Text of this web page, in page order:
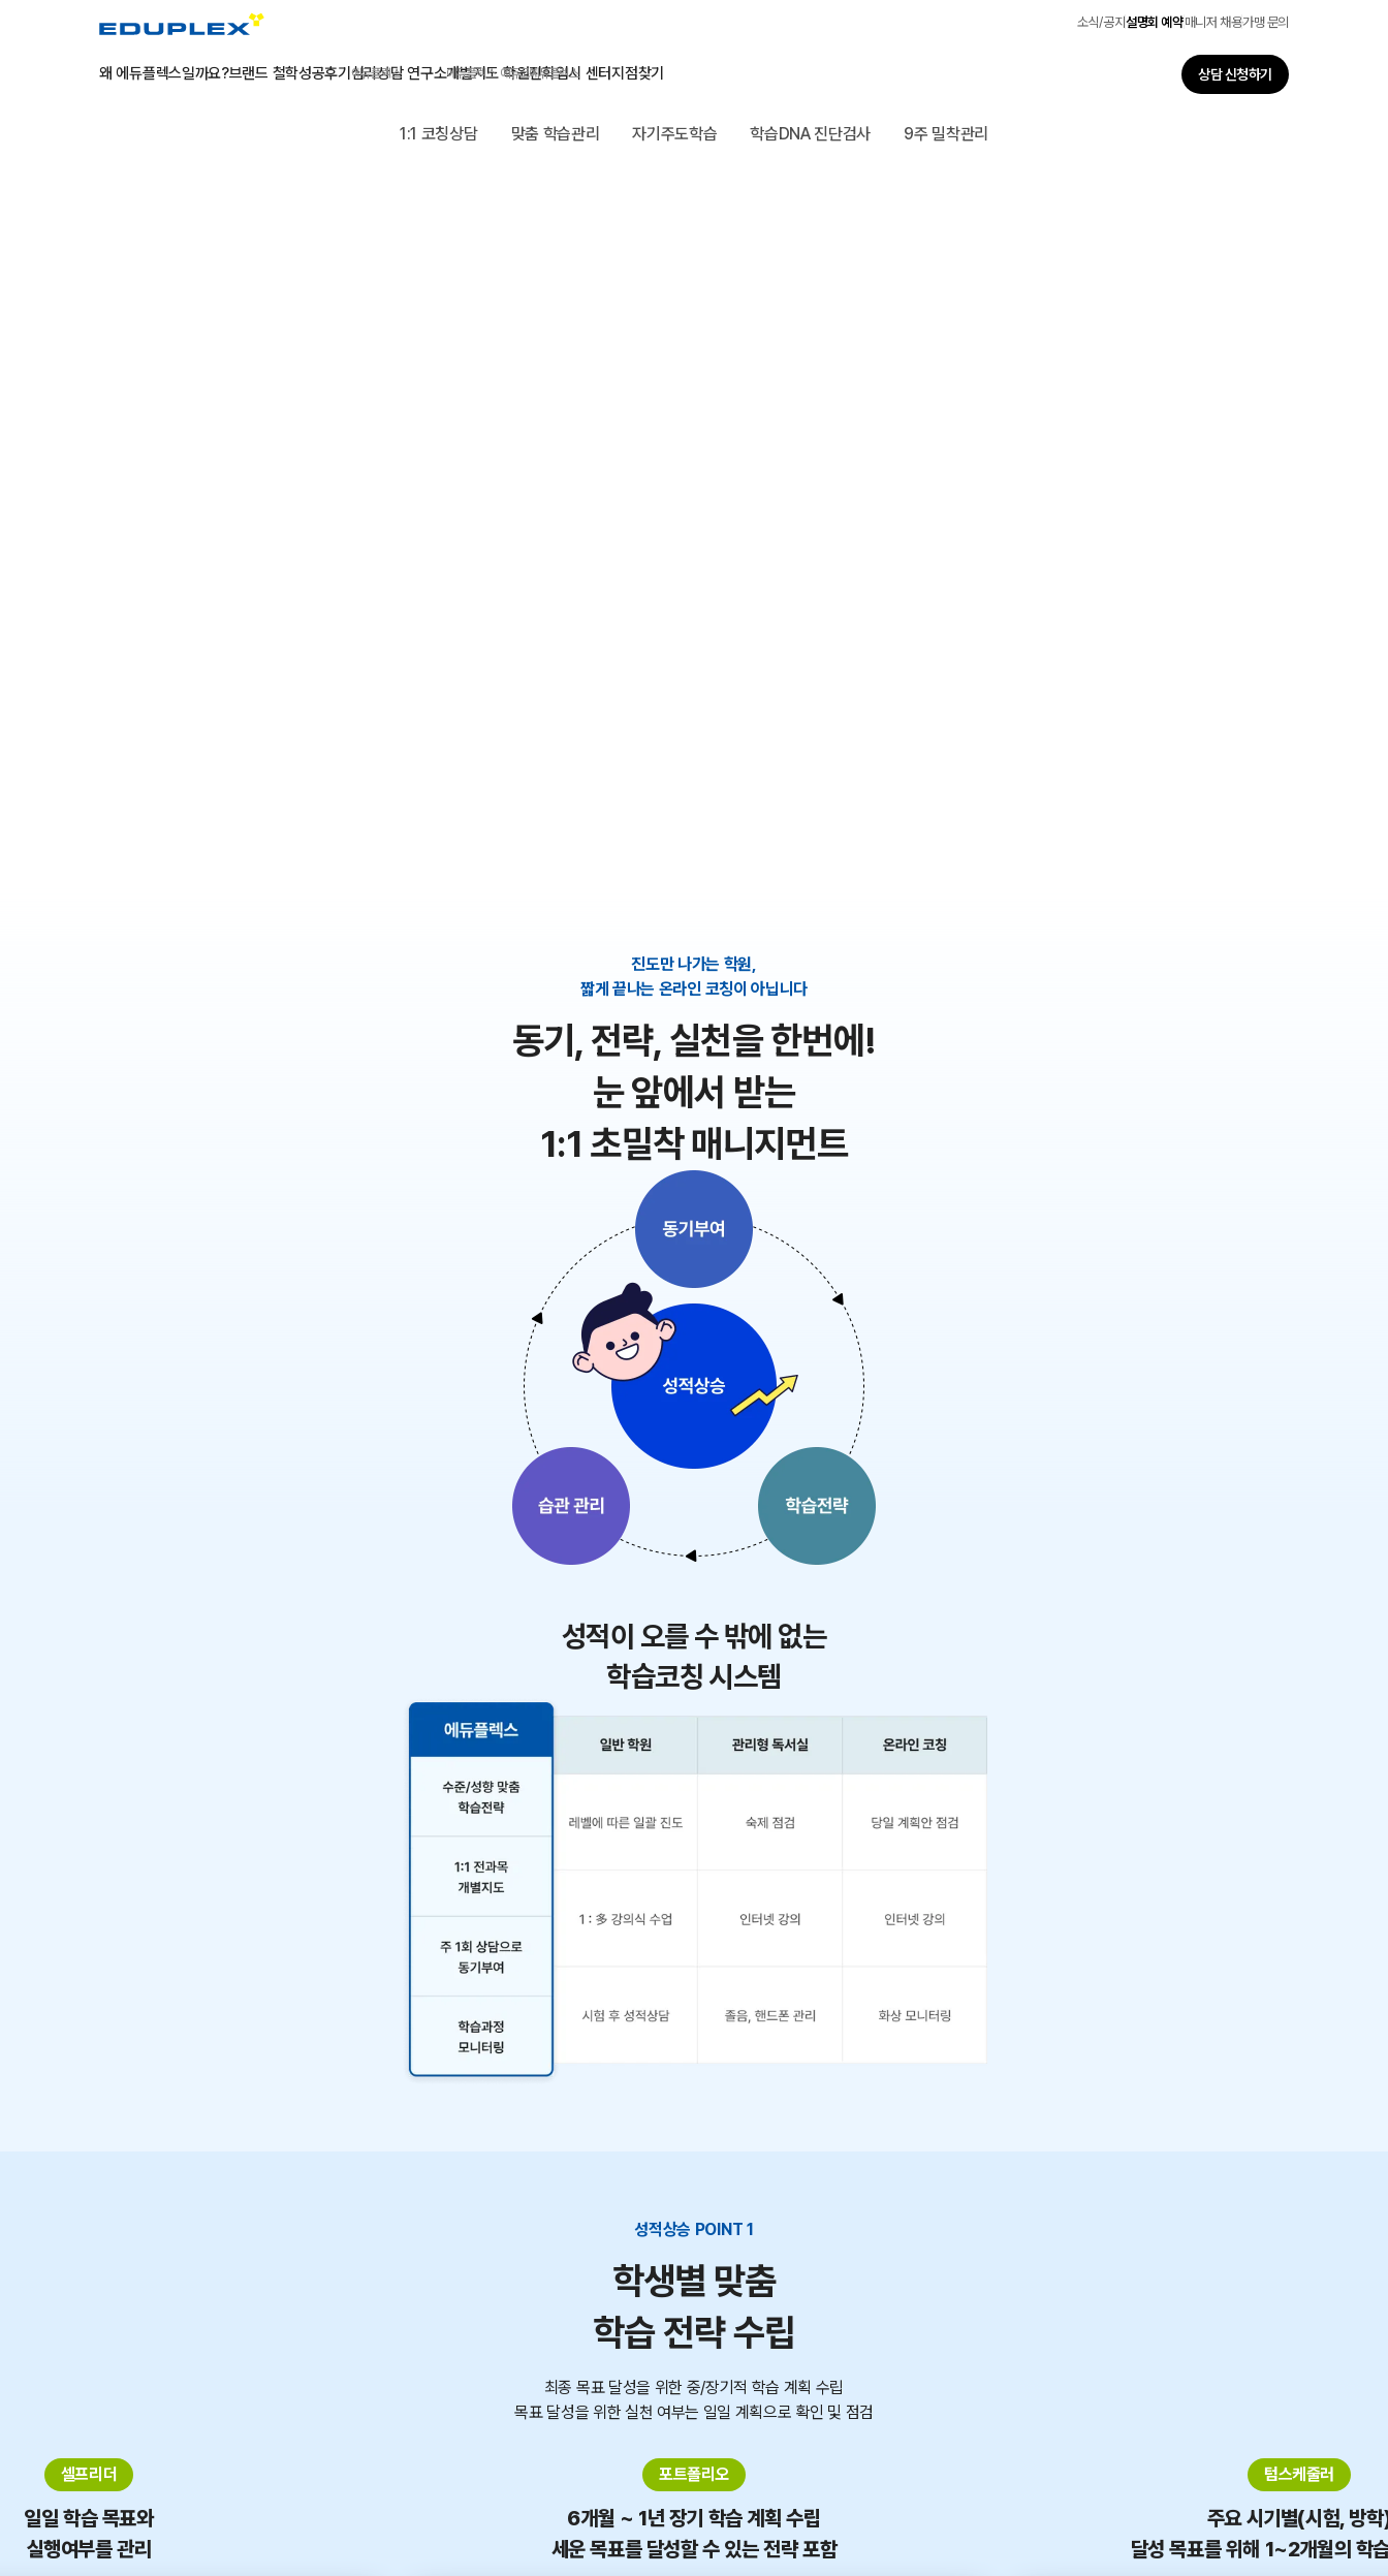
소식/공지설명회 예약매니저 채용가맹 문의
왜 에듀플렉스일까요?브랜드 철학성공후기 에듀플렉스
심리상담 연구소에듀플렉스 에듀코치
개별지도 학원에듀플렉스
진학입시 센터지점찾기 상담 신청하기
1:1 코칭상담 맞춤 학습관리 자기주도학습 학습DNA 진단검사 9주 밀착관리
진도만 나가는 학원,
짧게 끝나는 온라인 코칭이 아닙니다
동기, 전략, 실천을 한번에!
눈 앞에서 받는
1:1 초밀착 매니지먼트
성적이 오를 수 밖에 없는
학습코칭 시스템
성적상승 POINT 1
학생별 맞춤
학습 전략 수립
최종 목표 달성을 위한 중/장기적 학습 계획 수립
목표 달성을 위한 실천 여부는 일일 계획으로 확인 및 점검
셀프리더
일일 학습 목표와
실행여부를 관리
포트폴리오
6개월 ~ 1년 장기 학습 계획 수립
세운 목표를 달성할 수 있는 전략 포함
텀스케줄러
주요 시기별(시험, 방
달성 목표를 위해 1~2개월의 학